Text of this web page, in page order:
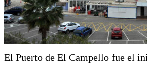
El Puerto de El Campello fue el